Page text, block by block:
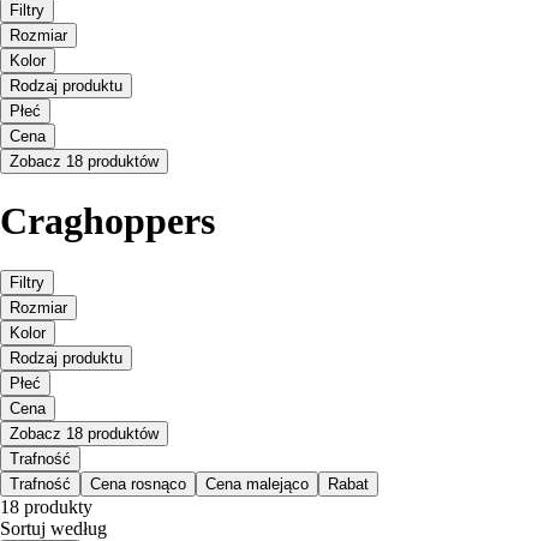
Filtry
Rozmiar
Kolor
Rodzaj produktu
Płeć
Cena
Zobacz 18 produktów
Craghoppers
Filtry
Rozmiar
Kolor
Rodzaj produktu
Płeć
Cena
Zobacz 18 produktów
Trafność
Trafność
Cena rosnąco Cena malejąco Rabat
18 produkty
Sortuj według